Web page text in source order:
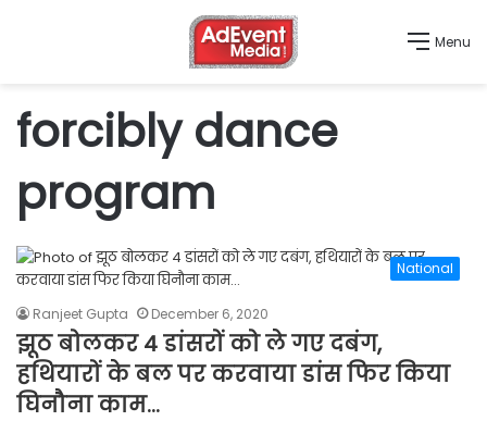
Menu
forcibly dance
program
National
Ranjeet Gupta December 6, 2020
झूठ बोलकर 4 डांसरों को ले गए दबंग,
हथियारों के बल पर करवाया डांस फिर किया
घिनौना काम…